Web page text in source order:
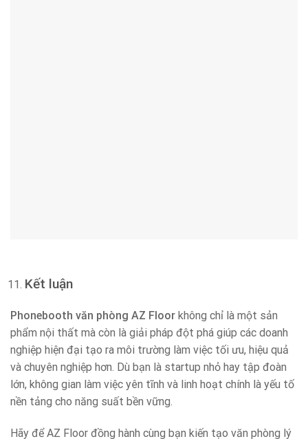
Kết luận
Phonebooth văn phòng AZ Floor không chỉ là một sản
phẩm nội thất mà còn là giải pháp đột phá giúp các doanh
nghiệp hiện đại tạo ra môi trường làm việc tối ưu, hiệu quả
và chuyên nghiệp hơn. Dù bạn là startup nhỏ hay tập đoàn
lớn, không gian làm việc yên tĩnh và linh hoạt chính là yếu tố
nền tảng cho năng suất bền vững.
Hãy để AZ Floor đồng hành cùng bạn kiến tạo văn phòng lý